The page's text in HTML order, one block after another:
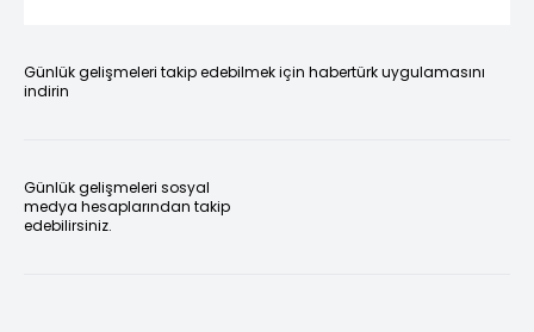
Günlük gelişmeleri takip edebilmek için habertürk uygulamasını
indirin
Günlük gelişmeleri sosyal
medya hesaplarından takip
edebilirsiniz.